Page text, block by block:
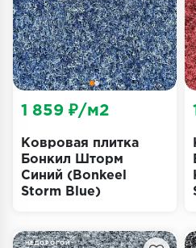
Террасная доска
Пробковое покрытие
Ковровая плитка
Подложка
Строительные материалы
Ковровая плитка
Бонкил Шторм
Синий (Bonkeel
Storm Blue)
1 859 ₽/м2
НЕДОРОГОЙ